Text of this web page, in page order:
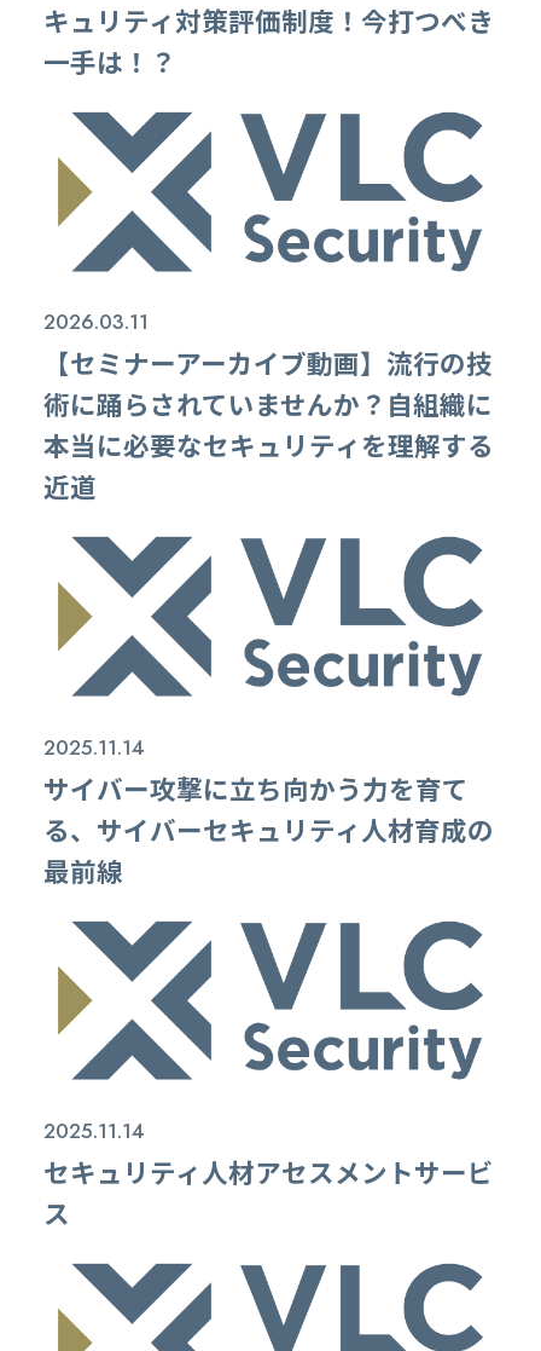
キュリティ対策評価制度！今打つべき
一手は！？
2026.03.11
【セミナーアーカイブ動画】流行の技
術に踊らされていませんか？自組織に
本当に必要なセキュリティを理解する
近道​
2025.11.14
サイバー攻撃に立ち向かう力を育て
る、サイバーセキュリティ人材育成の
最前線
2025.11.14
セキュリティ人材アセスメントサービ
ス